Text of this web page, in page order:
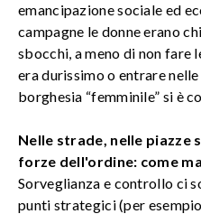
emancipazione sociale ed
campagne le donne erano
sbocchi, a meno di non fare
era durissimo o entrare
borghesia “femminile” si è
Nelle strade, nelle piazze
forze dell'ordine: come
Sorveglianza e controllo ci
punti strategici (per